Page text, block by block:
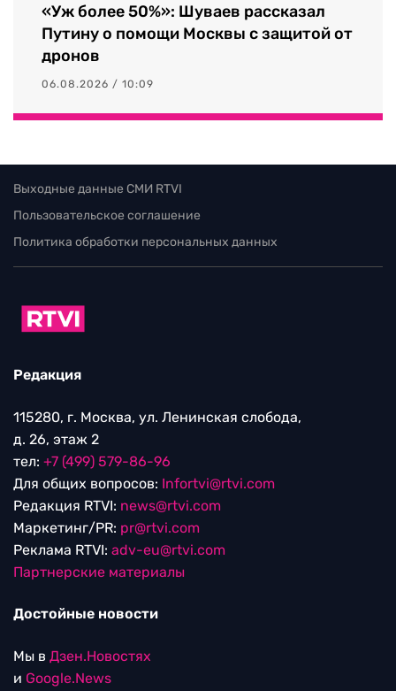
«Уж более 50%»: Шуваев рассказал
Путину о помощи Москвы с защитой от
дронов
06.08.2026 / 10:09
Выходные данные СМИ RTVI
Пользовательское соглашение
Политика обработки персональных данных
Редакция
115280, г. Москва, ул. Ленинская слобода,
д. 26, этаж 2
тел: +7 (499) 579-86-96
Для общих вопросов: Infortvi@rtvi.com
Редакция RTVI: news@rtvi.com
Маркетинг/PR: pr@rtvi.com
Реклама RTVI: adv-eu@rtvi.com
Партнерские материалы
Достойные новости
Мы в Дзен.Новостях
и Google.News